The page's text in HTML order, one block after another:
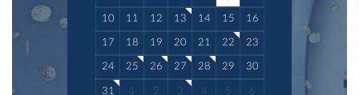
10 11 12 13 14 15 16
17 18 19 20 21 22 23
24 25 26 27 28 29 30
31 1 2 3 4 5 6